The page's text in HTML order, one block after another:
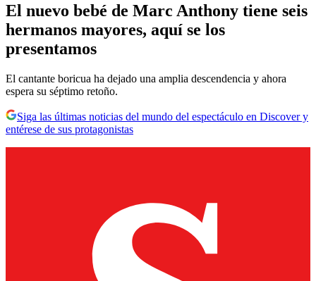
El nuevo bebé de Marc Anthony tiene seis
hermanos mayores, aquí se los
presentamos
El cantante boricua ha dejado una amplia descendencia y ahora
espera su séptimo retoño.
Siga las últimas noticias del mundo del espectáculo en Discover y
entérese de sus protagonistas